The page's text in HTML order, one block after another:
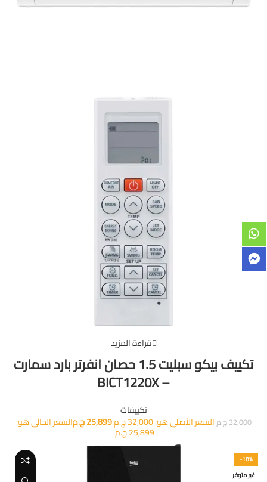
قراءة المزيد
تكييف بيكو سبليت 1.5 حصان انفرتر بارد سمارت
– BICT1220X
تكييفات
32,000ج.مالسعر الأصلي هو: 32,000 ج.م. 25,899ج.مالسعر الحالي هو:
25,899 ج.م.
-18%
غير متوفر